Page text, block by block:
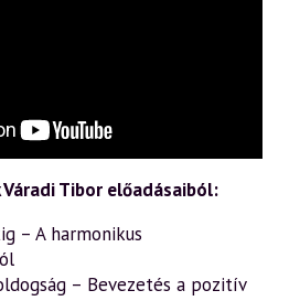
Tibor előadásaiból:
– A harmonikus
– Bevezetés a pozitív